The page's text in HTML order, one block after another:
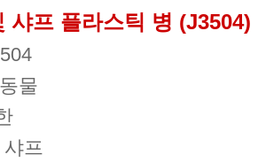
샤프 플라스틱 병 (J3504)
물
프